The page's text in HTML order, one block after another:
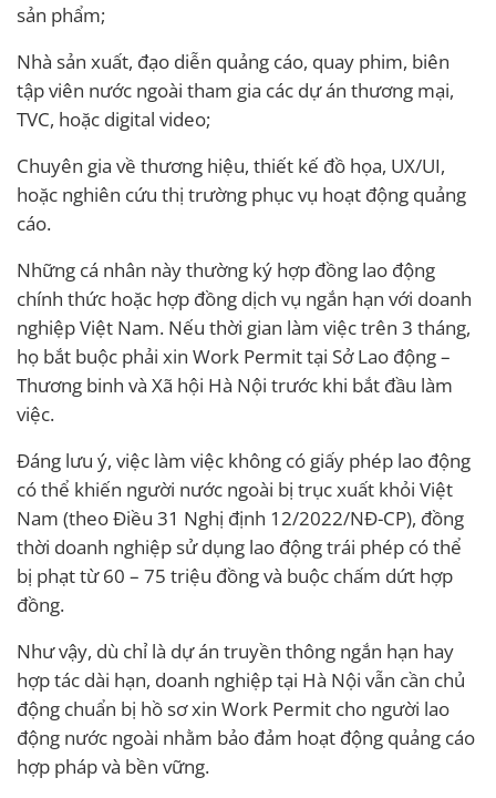
sản phẩm;
Nhà sản xuất, đạo diễn quảng cáo, quay phim, biên
tập viên nước ngoài tham gia các dự án thương mại,
TVC, hoặc digital video;
Chuyên gia về thương hiệu, thiết kế đồ họa, UX/UI,
hoặc nghiên cứu thị trường phục vụ hoạt động quảng
cáo.
Những cá nhân này thường ký hợp đồng lao động
chính thức hoặc hợp đồng dịch vụ ngắn hạn với doanh
nghiệp Việt Nam. Nếu thời gian làm việc trên 3 tháng,
họ bắt buộc phải xin Work Permit tại Sở Lao động –
Thương binh và Xã hội Hà Nội trước khi bắt đầu làm
việc.
Đáng lưu ý, việc làm việc không có giấy phép lao động
có thể khiến người nước ngoài bị trục xuất khỏi Việt
Nam (theo Điều 31 Nghị định 12/2022/NĐ-CP), đồng
thời doanh nghiệp sử dụng lao động trái phép có thể
bị phạt từ 60 – 75 triệu đồng và buộc chấm dứt hợp
đồng.
Như vậy, dù chỉ là dự án truyền thông ngắn hạn hay
hợp tác dài hạn, doanh nghiệp tại Hà Nội vẫn cần chủ
động chuẩn bị hồ sơ xin Work Permit cho người lao
động nước ngoài nhằm bảo đảm hoạt động quảng cáo
hợp pháp và bền vững.